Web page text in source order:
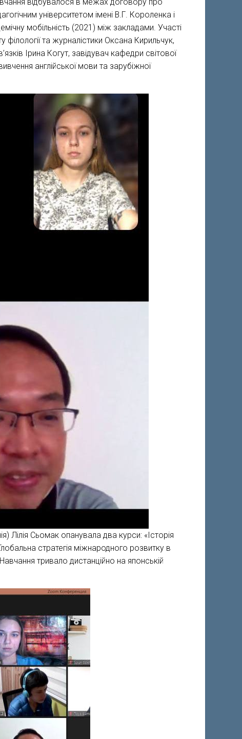
університетом імені В.Г. Короленка і
мобільність (2021) між закладами. Участі
філології та журналістики Оксана Кирильчук,
Ірина Когут, завідувач кафедри світової
англійської мови та зарубіжної
Лілія Сьомак опанувала два курси: «Історія
стратегія міжнародного розвитку в
тривало дистанційно на японській